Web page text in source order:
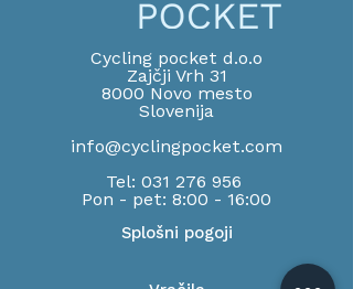
Cycling pocket d.o.o
Zajčji Vrh 31
8000 Novo mesto
Slovenija
info@cyclingpocket.com
Tel: 031 276 956
Pon - pet: 8:00 - 16:00
Splošni pogoji